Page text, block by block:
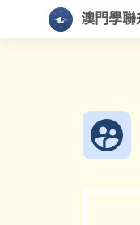
澳門學聯